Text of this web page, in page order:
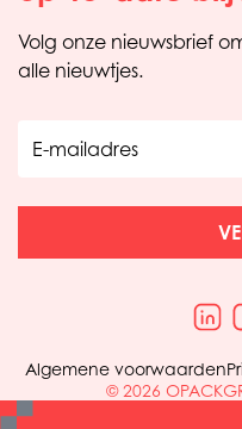
Volg onze nieuwsbrief
alle nieuwtjes.
E-mailadres
© 2026
Algemene voorwaarden